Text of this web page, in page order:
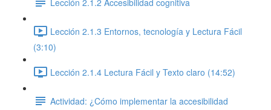
Lección 2.1.3 Entornos, tecnología y Lectura Fácil
(3:10)
Lección 2.1.4 Lectura Fácil y Texto claro (14:52)
Actividad: ¿Cómo implementar la accesibilidad